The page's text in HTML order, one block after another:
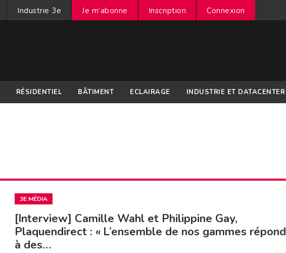
Industrie 3e Je m’abonne Inscription Connexion
RÉSIDENTIEL BÂTIMENT ECLAIRAGE INDUSTRIE ET DATACENTER
3E MÉDIA
[Interview] Camille Wahl et Philippine Gay,
Plaquendirect : « L’ensemble de nos gammes répond
à des…